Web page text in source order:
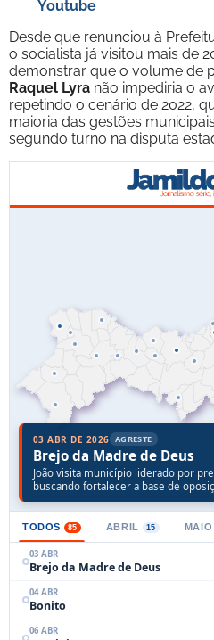
Youtube
Desde que renunciou à
o socialista já visitou mais de
demonstrar que o volume de
Raquel Lyra não impediria o
repetindo o cenário de 2022,
maioria das gestões
segundo turno na disputa